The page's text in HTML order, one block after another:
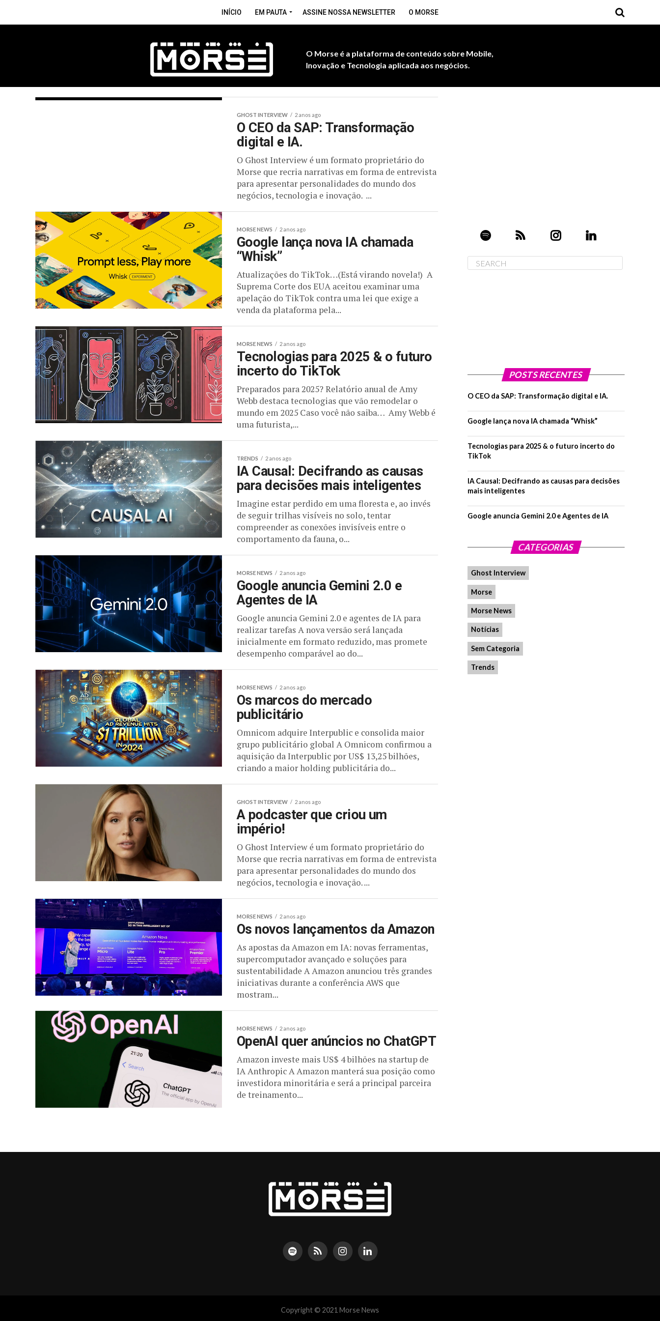
INÍCIO EM PAUTA ASSINE NOSSA NEWSLETTER O MORSE
O Morse é a plataforma de conteúdo sobre Mobile,
Inovação e Tecnologia aplicada aos negócios.
GHOST INTERVIEW 2 anos ago
O CEO da SAP: Transformação
digital e IA.
O Ghost Interview é um formato proprietário do
Morse que recria narrativas em forma de entrevista
para apresentar personalidades do mundo dos
negócios, tecnologia e inovação. ...
MORSE NEWS 2 anos ago
Google lança nova IA chamada
“Whisk”
Atualizações do TikTok…(Está virando novela!) A
Suprema Corte dos EUA aceitou examinar uma
apelação do TikTok contra uma lei que exige a
venda da plataforma pela...
MORSE NEWS 2 anos ago
Tecnologias para 2025 & o futuro
incerto do TikTok
Preparados para 2025? Relatório anual de Amy
Webb destaca tecnologias que vão remodelar o
mundo em 2025 Caso você não saiba… Amy Webb é
uma futurista,...
TRENDS 2 anos ago
IA Causal: Decifrando as causas
para decisões mais inteligentes
Imagine estar perdido em uma floresta e, ao invés
de seguir trilhas visíveis no solo, tentar
compreender as conexões invisíveis entre o
comportamento da fauna, o...
MORSE NEWS 2 anos ago
Google anuncia Gemini 2.0 e
Agentes de IA
Google anuncia Gemini 2.0 e agentes de IA para
realizar tarefas A nova versão será lançada
inicialmente em formato reduzido, mas promete
desempenho comparável ao do...
MORSE NEWS 2 anos ago
Os marcos do mercado
publicitário
Omnicom adquire Interpublic e consolida maior
grupo publicitário global A Omnicom confirmou a
aquisição da Interpublic por US$ 13,25 bilhões,
criando a maior holding publicitária do...
GHOST INTERVIEW 2 anos ago
A podcaster que criou um
império!
O Ghost Interview é um formato proprietário do
Morse que recria narrativas em forma de entrevista
para apresentar personalidades do mundo dos
negócios, tecnologia e inovação. ...
MORSE NEWS 2 anos ago
Os novos lançamentos da Amazon
As apostas da Amazon em IA: novas ferramentas,
supercomputador avançado e soluções para
sustentabilidade A Amazon anunciou três grandes
iniciativas durante a conferência AWS que
mostram...
MORSE NEWS 2 anos ago
OpenAI quer anúncios no ChatGPT
Amazon investe mais US$ 4 bilhões na startup de
IA Anthropic A Amazon manterá sua posição como
investidora minoritária e será a principal parceira
de treinamento...
POSTS RECENTES
O CEO da SAP: Transformação digital e IA.
Google lança nova IA chamada “Whisk”
Tecnologias para 2025 & o futuro incerto do
TikTok
IA Causal: Decifrando as causas para decisões
mais inteligentes
Google anuncia Gemini 2.0 e Agentes de IA
CATEGORIAS
Ghost Interview
Morse
Morse News
Notícias
Sem Categoria
Trends
Copyright © 2021 Morse News